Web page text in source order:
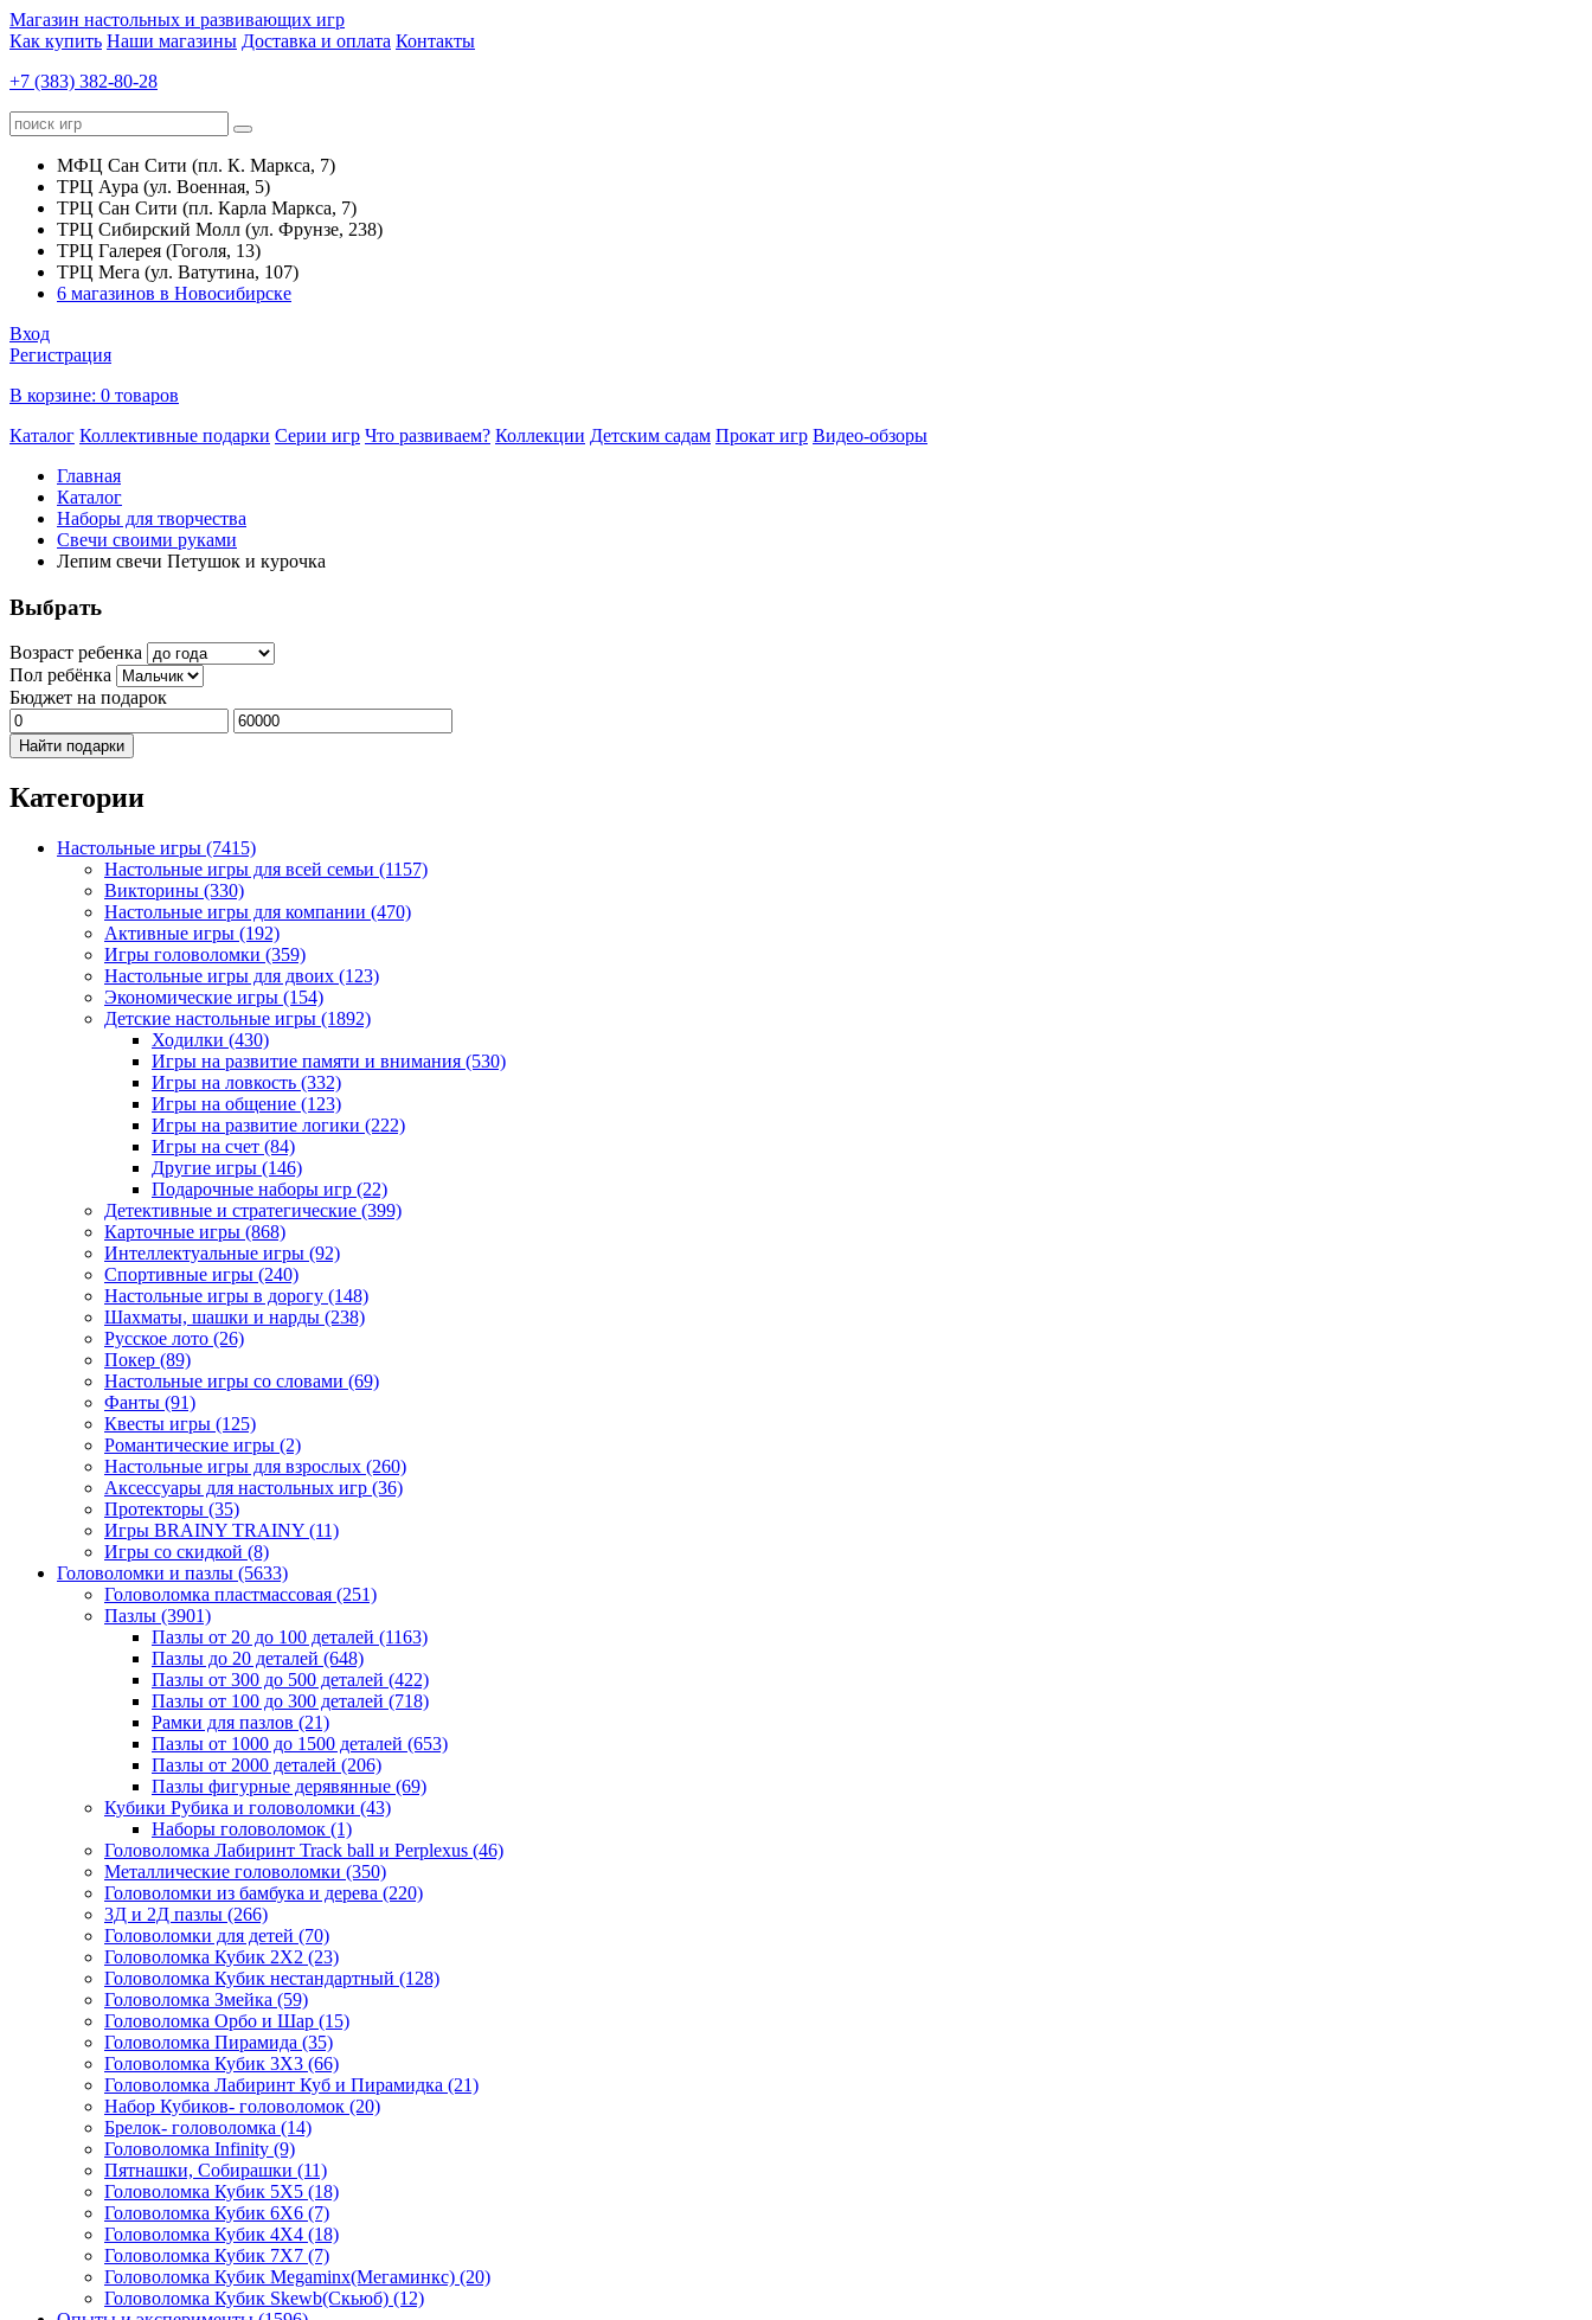
Магазин настольных и развивающих игр
Как купить Наши магазины Доставка и оплата Контакты
+7 (383) 382-80-28
МФЦ Сан Сити (пл. К. Маркса, 7)
ТРЦ Аура (ул. Военная, 5)
ТРЦ Сан Сити (пл. Карла Маркса, 7)
ТРЦ Сибирский Молл (ул. Фрунзе, 238)
ТРЦ Галерея (Гоголя, 13)
ТРЦ Мега (ул. Ватутина, 107)
6 магазинов в Новосибирске
Вход
Регистрация
В корзине: 0 товаров
Каталог Коллективные подарки Серии игр Что развиваем? Коллекции Детским садам Прокат игр Видео-обзоры
Главная
Каталог
Наборы для творчества
Свечи своими руками
Лепим свечи Петушок и курочка
Выбрать
Возраст ребенка
Пол ребёнка
Бюджет на подарок
Найти подарки
Категории
Настольные игры (7415)
Настольные игры для всей семьи (1157)
Викторины (330)
Настольные игры для компании (470)
Активные игры (192)
Игры головоломки (359)
Настольные игры для двоих (123)
Экономические игры (154)
Детские настольные игры (1892)
Ходилки (430)
Игры на развитие памяти и внимания (530)
Игры на ловкость (332)
Игры на общение (123)
Игры на развитие логики (222)
Игры на счет (84)
Другие игры (146)
Подарочные наборы игр (22)
Детективные и стратегические (399)
Карточные игры (868)
Интеллектуальные игры (92)
Спортивные игры (240)
Настольные игры в дорогу (148)
Шахматы, шашки и нарды (238)
Русское лото (26)
Покер (89)
Настольные игры со словами (69)
Фанты (91)
Квесты игры (125)
Романтические игры (2)
Настольные игры для взрослых (260)
Аксессуары для настольных игр (36)
Протекторы (35)
Игры BRAINY TRAINY (11)
Игры со скидкой (8)
Головоломки и пазлы (5633)
Головоломка пластмассовая (251)
Пазлы (3901)
Пазлы от 20 до 100 деталей (1163)
Пазлы до 20 деталей (648)
Пазлы от 300 до 500 деталей (422)
Пазлы от 100 до 300 деталей (718)
Рамки для пазлов (21)
Пазлы от 1000 до 1500 деталей (653)
Пазлы от 2000 деталей (206)
Пазлы фигурные дерявянные (69)
Кубики Рубика и головоломки (43)
Наборы головоломок (1)
Головоломка Лабиринт Track ball и Perplexus (46)
Металлические головоломки (350)
Головоломки из бамбука и дерева (220)
3Д и 2Д пазлы (266)
Головоломки для детей (70)
Головоломка Кубик 2Х2 (23)
Головоломка Кубик нестандартный (128)
Головоломка Змейка (59)
Головоломка Орбо и Шар (15)
Головоломка Пирамида (35)
Головоломка Кубик 3Х3 (66)
Головоломка Лабиринт Куб и Пирамидка (21)
Набор Кубиков- головоломок (20)
Брелок- головоломка (14)
Головоломка Infinity (9)
Пятнашки, Собирашки (11)
Головоломка Кубик 5Х5 (18)
Головоломка Кубик 6Х6 (7)
Головоломка Кубик 4Х4 (18)
Головоломка Кубик 7Х7 (7)
Головоломка Кубик Megaminx(Мегаминкс) (20)
Головоломка Кубик Skewb(Скьюб) (12)